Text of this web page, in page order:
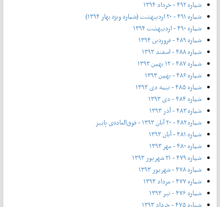
شماره ۴۹۲ - خرداد ۱۳۹۴
شماره ۴۹۱ - ۲۰ اردیبهشت (شماره ویژه بهار ۱۳۹۴)
شماره ۴۹۰ - اردیبهشت ۱۳۹۴
شماره ۴۸۹ - فروردین ۱۳۹۴
شماره ۴۸۸ - اسفند ۱۳۹۳
شماره ۴۸۷ - ۱۲ بهمن ۱۳۹۳
شماره ۴۸۶ - بهمن ۱۳۹۳
شماره ۴۸۵ - نیمه دی ۱۳۹۳
شماره ۴۸۴ - دی ۱۳۹۳
شماره ۴۸۳ - آذر ۱۳۹۳
شماره ۴۸۲ - ۲۰ آبان ۱۳۹۳ - فوق‌العاده‌ی پاییز
شماره ۴۸۱ - آبان ۱۳۹۳
شماره ۴۸۰ - مهر ۱۳۹۳
شماره ۴۷۹ - ۲۱ شهریور ۱۳۹۳
شماره ۴۷۸ - شهریور ۱۳۹۳
شماره ۴۷۷ - مرداد ۱۳۹۳
شماره ۴۷۶ - تیر ۱۳۹۳